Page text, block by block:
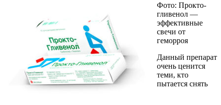
Фото: Прокто-
гливенол —
эффективные
свечи от
геморроя
Данный препарат
очень ценится
теми, кто
пытается снять